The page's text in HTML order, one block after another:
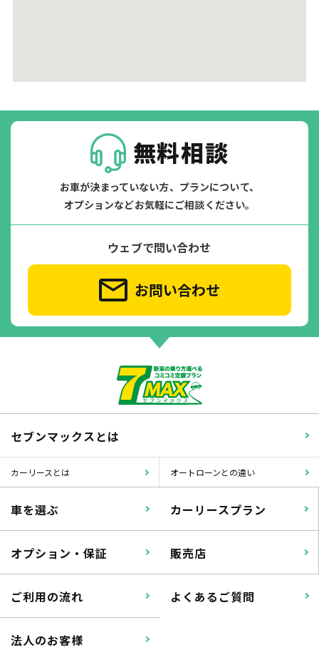
無料相談
お車が決まっていない方、プランについて、
オプションなどお気軽にご相談ください。
ウェブで問い合わせ
お問い合わせ
セブンマックスとは
カーリースとは オートローンとの違い
車を選ぶ カーリースプラン
オプション・保証 販売店
ご利用の流れ よくあるご質問
法人のお客様